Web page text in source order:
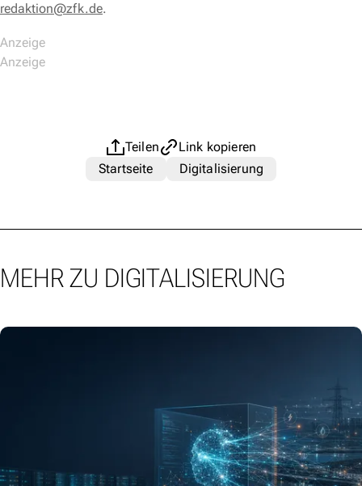
redaktion@zfk.de.
Teilen
Link kopieren
Startseite
Digitalisierung
MEHR ZU DIGITALISIERUNG